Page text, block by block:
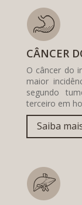
CÂNCER
O câncer do
maior
segundo
terceiro em
Saiba